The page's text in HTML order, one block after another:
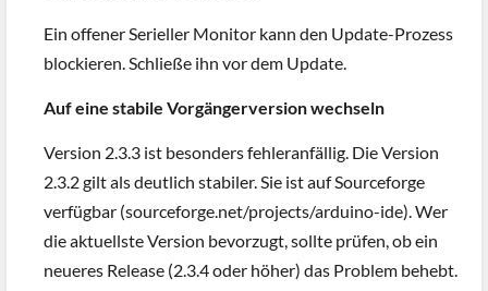
Ein offener Serieller Monitor kann den Update-Prozess
blockieren. Schließe ihn vor dem Update.
Auf eine stabile Vorgängerversion wechseln
Version 2.3.3 ist besonders fehleranfällig. Die Version
2.3.2 gilt als deutlich stabiler. Sie ist auf Sourceforge
verfügbar (sourceforge.net/projects/arduino-ide). Wer
die aktuellste Version bevorzugt, sollte prüfen, ob ein
neueres Release (2.3.4 oder höher) das Problem behebt.